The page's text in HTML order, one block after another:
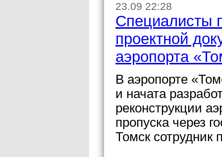
23.09 22:28
Специалисты
проектной
аэропорта
В аэропорте
и начата
реконструкции
пропуска через
Томск